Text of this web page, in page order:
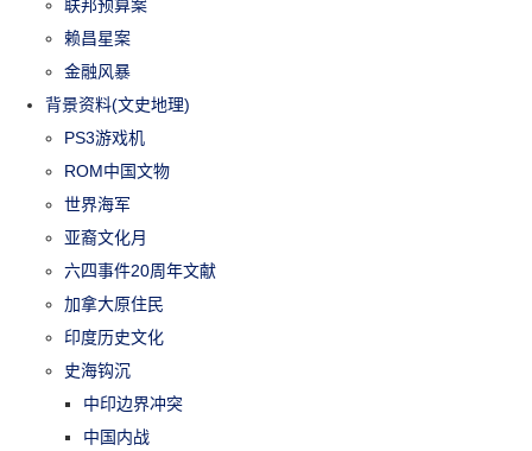
联邦预算案
赖昌星案
金融风暴
背景资料(文史地理)
PS3游戏机
ROM中国文物
世界海军
亚裔文化月
六四事件20周年文献
加拿大原住民
印度历史文化
史海钩沉
中印边界冲突
中国内战